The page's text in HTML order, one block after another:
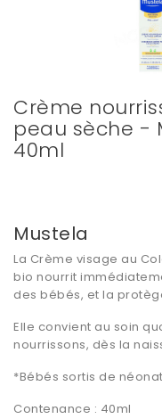
Crème
peau sèche -
40ml
Mustela
La Crème visage au
bio nourrit
des bébés, et la
Elle convient au soin
nourrissons, dès la
*Bébés sortis de
Contenance : 40ml